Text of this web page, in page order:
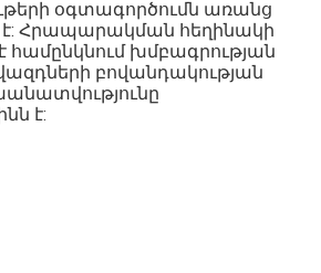
օգտագործումն առանց
է: Հրապարակման հեղինակի
համընկնում խմբագրության
բովանդակության
է: